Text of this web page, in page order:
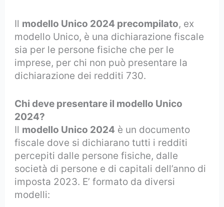
Il modello Unico 2024 precompilato, ex
modello Unico, è una dichiarazione fiscale
sia per le persone fisiche che per le
imprese, per chi non può presentare la
dichiarazione dei redditi 730.
Chi deve presentare il modello Unico
2024?
Il modello Unico 2024 è un documento
fiscale dove si dichiarano tutti i redditi
percepiti dalle persone fisiche, dalle
società di persone e di capitali dell’anno di
imposta 2023. E’ formato da diversi
modelli: